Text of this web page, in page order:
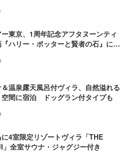
東京、1周年記念アフタヌーンティ
ハリー・ポッターと賢者の石』に着
温泉露天風呂付ヴィラ、自然溢れる
空間に宿泊 ドッグラン付タイプも
4室限定リゾートヴィラ「THE
全室サウナ・ジャグジー付き